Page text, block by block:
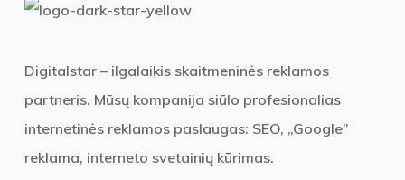
Digitalstar – ilgalaikis skaitmeninės reklamos
partneris. Mūsų kompanija siūlo profesionalias
internetinės reklamos paslaugas: SEO, „Google”
reklama, interneto svetainių kūrimas.